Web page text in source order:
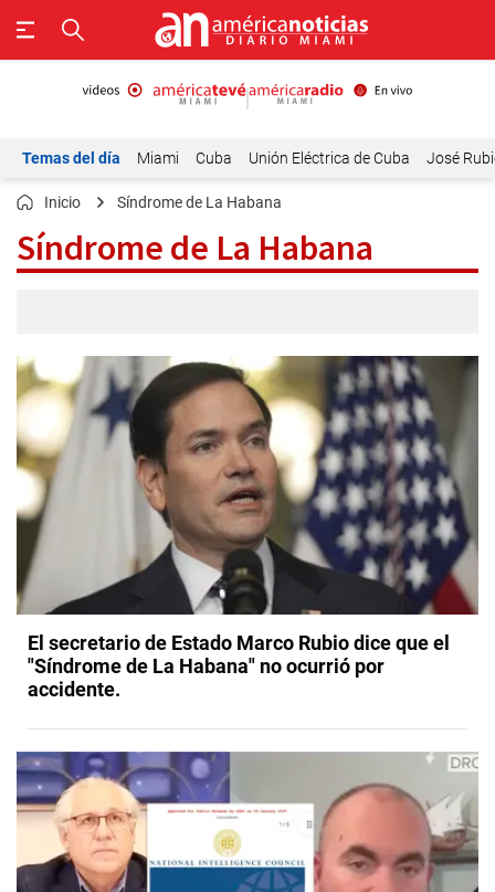
Temas del día Miami Cuba Unión Eléctrica de Cuba José
Inicio Síndrome de La Habana
Síndrome de La Habana
El secretario de Estado Marco Rubio dice que el
"Síndrome de La Habana" no ocurrió por
accidente.